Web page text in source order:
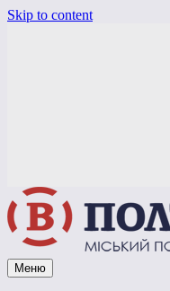
Skip to content
Vpoltave.info
Полтавський портал новин
Меню